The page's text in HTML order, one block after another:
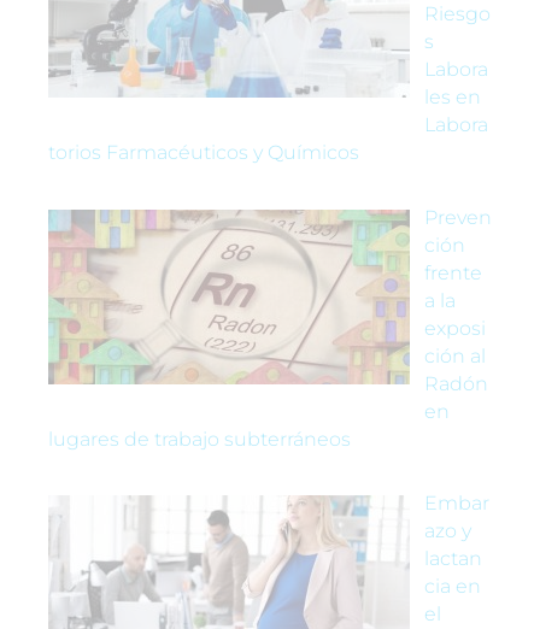
Riesgo
s
Labora
les en
Labora
torios Farmacéuticos y Químicos
Preven
ción
frente
a la
exposi
ción al
Radón
en
lugares de trabajo subterráneos
Embar
azo y
lactan
cia en
el